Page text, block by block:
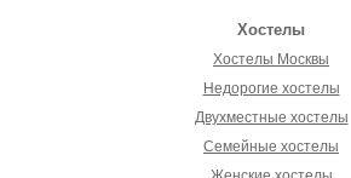
Хостелы
Хостелы Москвы
Недорогие хостелы
Двухместные хостелы
Семейные хостелы